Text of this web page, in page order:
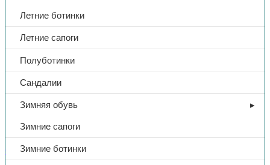
Летние ботинки
Летние сапоги
Полуботинки
Сандалии
Зимняя обувь
Зимние сапоги
Зимние ботинки
СИЗ